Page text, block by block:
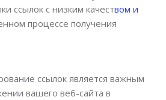
ссылок с низким качеством и
процессе получения
ссылок является важным
вашего веб-сайта в